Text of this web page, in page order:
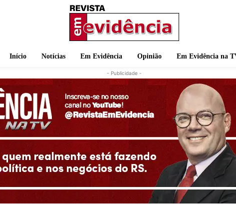
Início Notícias Em Evidência Opinião Em Evidência na
- Publicidade -